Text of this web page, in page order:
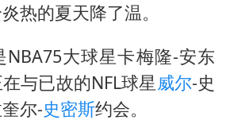
浙江海域将现5到8米巨浪到狂浪
上交绝杀清华 姚明笑出表情包
白海豚在海上打了个结
热的夏天降了温。
大球星卡梅隆-安东
与已故的NFL球星威尔-史
尔-史密斯约会。